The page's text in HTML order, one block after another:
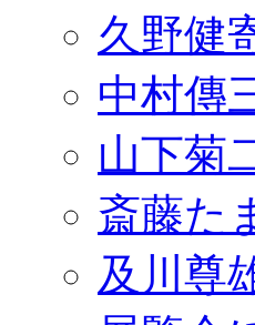
久野健
中村傳
山下菊
斎藤た
及川尊